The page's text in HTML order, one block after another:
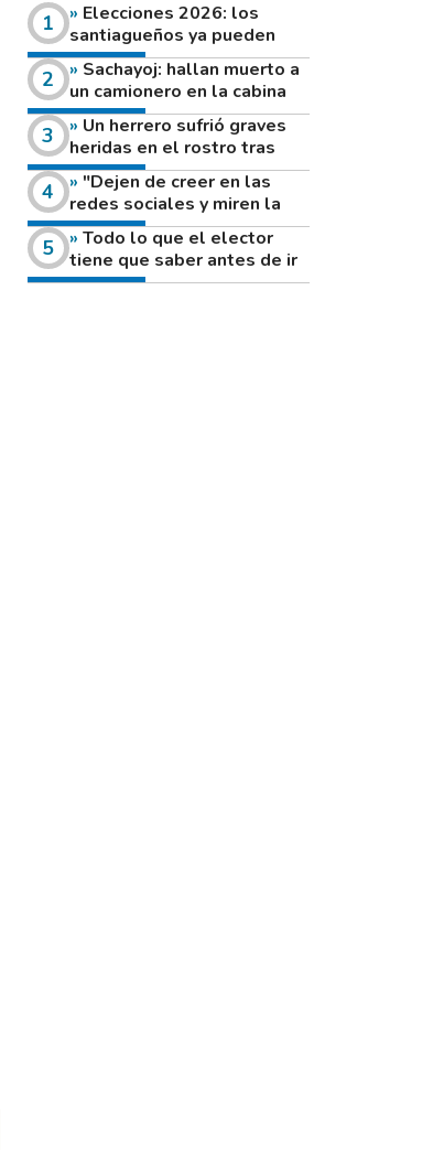
Elecciones 2026: los
santiagueños ya pueden
consultar dónde votan este
domingo
Sachayoj: hallan muerto a
un camionero en la cabina
de su vehículo a la vera de
un camino rural
Un herrero sufrió graves
heridas en el rostro tras
reventar el disco de una
amoladora
"Dejen de creer en las
redes sociales y miren la
heladera de sus casas": el
fuerte mensaje de una joven
que votó por primera vez
Todo lo que el elector
tiene que saber antes de ir
a votar este domingo